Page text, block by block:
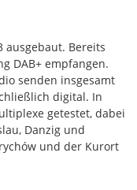
ausgebaut. Bereits
DAB+ empfangen.
senden insgesamt
digital. In
getestet, dabei
Danzig und
und der Kurort